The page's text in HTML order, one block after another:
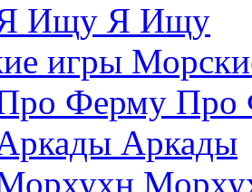
Я Ищу
Про
Аркады